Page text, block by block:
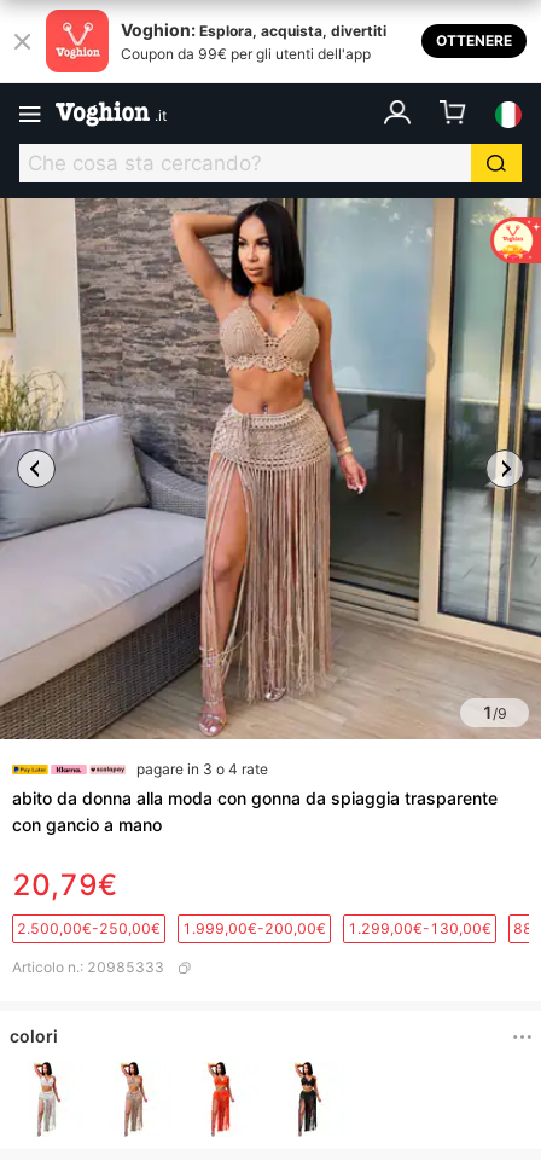
Voghion: Esplora, acquista, divertiti
Coupon da 99€ per gli utenti dell'app
OTTENERE
.it
1/9
pagare in 3 o 4 rate
abito da donna alla moda con gonna da spiaggia trasparente
con gancio a mano
20,79€
2.500,00€-250,00€ 1.999,00€-200,00€ 1.299,00€-130,00€
Articolo n.: 20985333
colori